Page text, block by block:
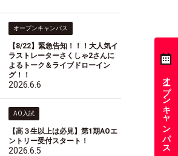
オープンキャンパス
【8/22】緊急告知！！！大人気イ
ラストレーターさくしゃ2さんに
よるトーク＆ライブドローイン
グ！！
2026.6.6
AO入試
【高３生以上は必見】第1期AOエ
ントリー受付スタート！
2026.6.5
オープンキャンパス